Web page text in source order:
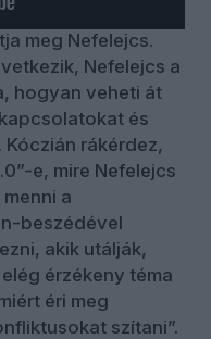
Magyar
meg Nefelejcs.
Nefelejcs a
hogyan veheti át
és
rákérdez,
e, mire Nefelejcs
a
beszédével
akik utálják,
érzékeny téma
éri meg
szítani”.